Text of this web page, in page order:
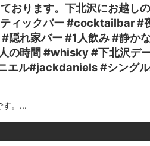
おります。下北沢にお越し
ィックバー #cocktailbar #
隠れ家バー #1人飲み #静か
の時間 #whisky #下北沢デ
エル#jackdaniels #シング
。...